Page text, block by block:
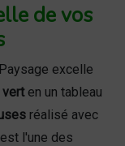
de vos
excelle
verten un tableau
réalisé avec
l'une des